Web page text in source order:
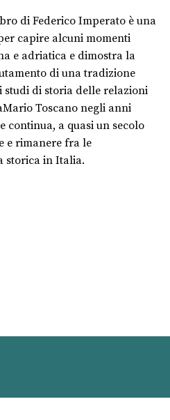
di Federico Imperato è una
capire alcuni momenti
e adriatica e dimostra la
di una tradizione
studi di storia delle relazioni
Mario Toscano negli anni
continua, a quasi un secolo
e rimanere fra le
storica in Italia.